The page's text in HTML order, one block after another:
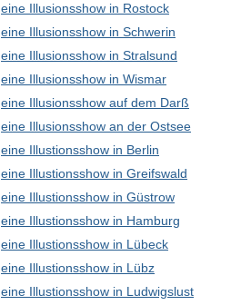
eine Illusionsshow in Rostock
eine Illusionsshow in Schwerin
eine Illusionsshow in Stralsund
eine Illusionsshow in Wismar
eine Illusionsshow auf dem Darß
eine Illusionsshow an der Ostsee
eine Illustionsshow in Berlin
eine Illustionsshow in Greifswald
eine Illustionsshow in Güstrow
eine Illustionsshow in Hamburg
eine Illustionsshow in Lübeck
eine Illustionsshow in Lübz
eine Illustionsshow in Ludwigslust